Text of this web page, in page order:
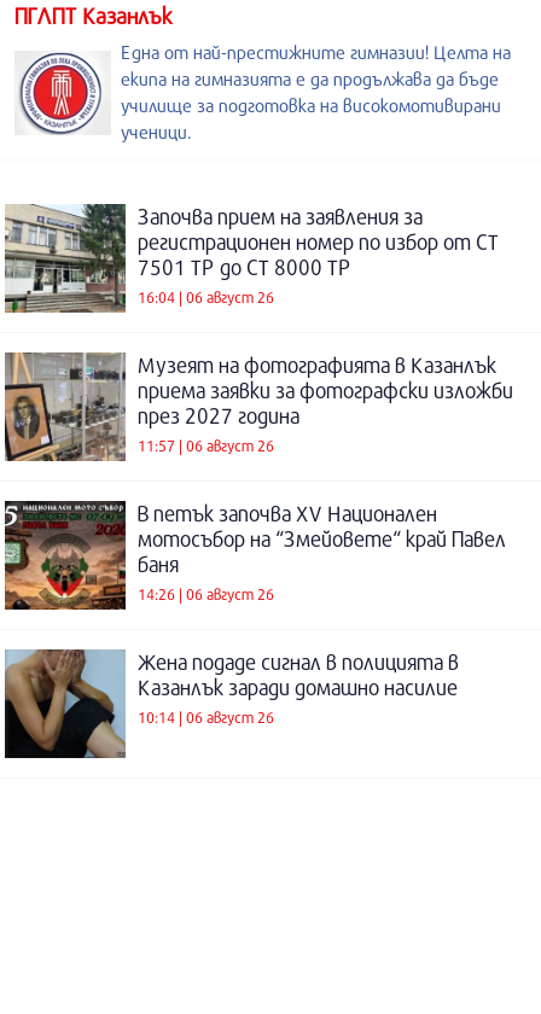
ПГЛПТ Казанлък
Една от най-престижните гимназии! Целта на
екипа на гимназията е да продължава да бъде
училище за подготовка на високомотивирани
ученици.
Започва прием на заявления за
регистрационен номер по избор от СТ
7501 ТР до СТ 8000 ТР
16:04 | 06 август 26
Музеят на фотографията в Казанлък
приема заявки за фотографски изложби
през 2027 година
11:57 | 06 август 26
В петък започва XV Национален
мотосъбор на “Змейовете“ край Павел
баня
14:26 | 06 август 26
Жена подаде сигнал в полицията в
Казанлък заради домашно насилие
10:14 | 06 август 26